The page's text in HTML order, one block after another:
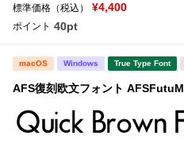
標準価格（税込） ¥4,400
ポイント 40pt
macOS Windows True Type Font
AFS復刻欧文フォント AFSFutuM